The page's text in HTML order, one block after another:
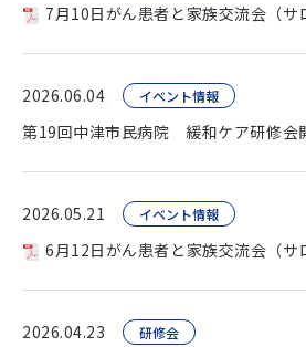
7月10日がん患者と家族交流会（サ
2026.06.04 イベント情報
第19回中津市民病院 緩和ケア研修会
2026.05.21 イベント情報
6月12日がん患者と家族交流会（サ
2026.04.23 研修会